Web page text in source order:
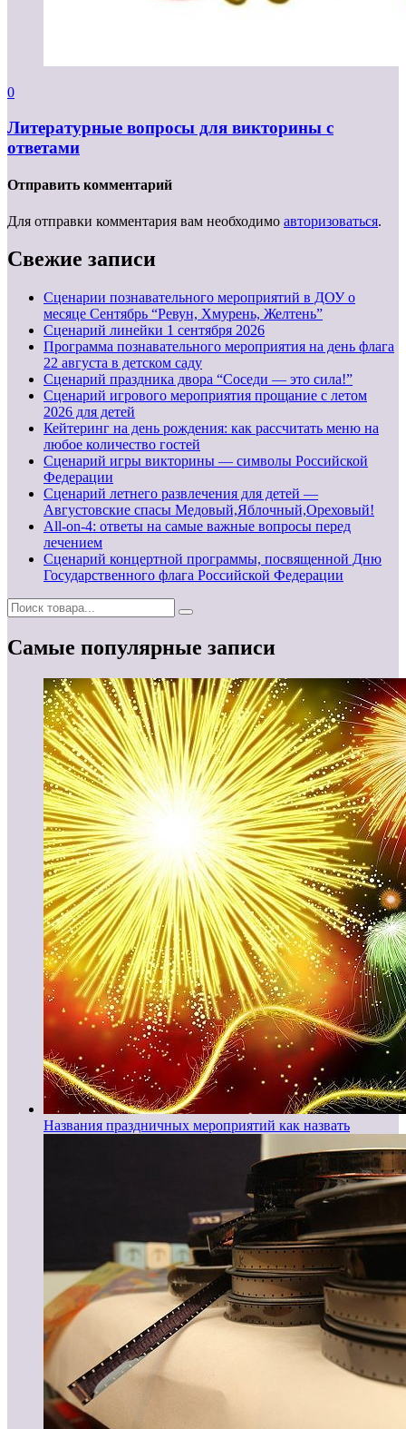
0
Литературные вопросы для викторины с
ответами
Отправить комментарий
Для отправки комментария вам необходимо авторизоваться.
Свежие записи
Сценарии познавательного мероприятий в ДОУ о
месяце Сентябрь “Ревун, Хмурень, Желтень”
Cценарий линейки 1 сентября 2026
Программа познавательного мероприятия на день флага
22 августа в детском саду
Сценарий праздника двора “Соседи — это сила!”
Сценарий игрового мероприятия прощание с летом
2026 для детей
Кейтеринг на день рождения: как рассчитать меню на
любое количество гостей
Сценарий игры викторины — символы Российской
Федерации
Сценарий летнего развлечения для детей —
Августовские спасы Медовый,Яблочный,Ореховый!
All-on-4: ответы на самые важные вопросы перед
лечением
Сценарий концертной программы, посвященной Дню
Государственного флага Российской Федерации
Самые популярные записи
Названия праздничных мероприятий как назвать